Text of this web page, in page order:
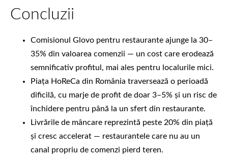
Concluzii
Comisionul Glovo pentru restaurante ajunge la 30–
35% din valoarea comenzii — un cost care erodează
semnificativ profitul, mai ales pentru localurile mici.
Piața HoReCa din România traversează o perioadă
dificilă, cu marje de profit de doar 3–5% și un risc de
închidere pentru până la un sfert din restaurante.
Livrările de mâncare reprezintă peste 20% din piață
și cresc accelerat — restaurantele care nu au un
canal propriu de comenzi pierd teren.